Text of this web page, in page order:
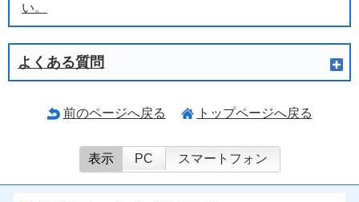
い。
よくある質問
前のページへ戻る トップページへ戻る
表示 PC スマートフォン